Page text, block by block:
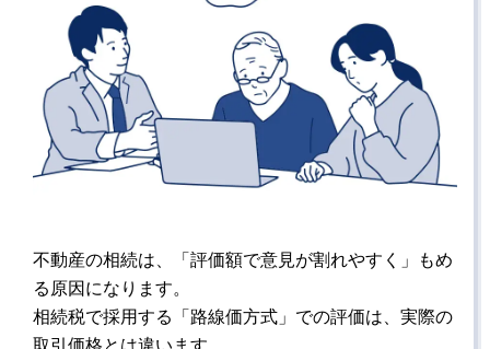
不動産の相続は、「評価額で意見が割れやすく」もめ
る原因になります。
相続税で採用する「路線価方式」での評価は、実際の
取引価格とは違います。